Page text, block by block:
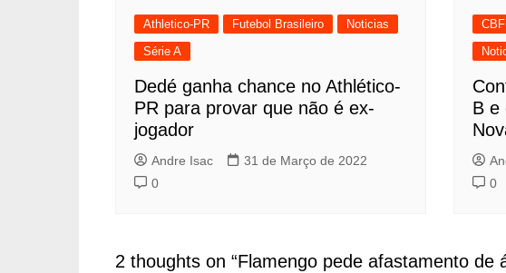
Athletico-PR Futebol Brasileiro
Noticias
Série A
Dedé ganha chance no Athlético-
PR para provar que não é ex-
jogador
Andre Isac
31 de Março de 2022
0
CBF
B e
0
2 thoughts on “Flamengo pede afastamento de